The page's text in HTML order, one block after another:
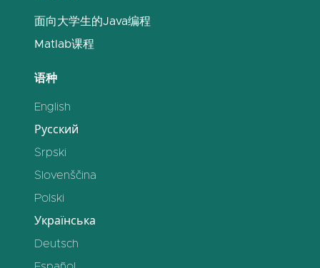
面向大学生的Java编程
Matlab课程
语种
English
Русский
Srpski
Slovenščina
Polski
Українська
Deutsch